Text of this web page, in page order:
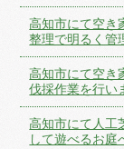
高知市にて空き
整理で明るく管
高知市にて空き
伐採作業を行い
高知市にて人工
して遊べるお庭